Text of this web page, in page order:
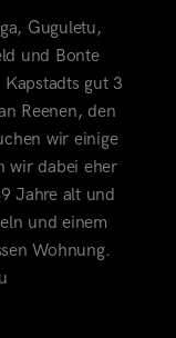
Guguletu,
und Bonte
gut 3
Reenen, den
wir einige
wir dabei eher
Jahre alt und
und einem
Wohnung.